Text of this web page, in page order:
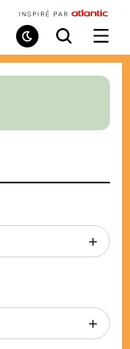
Mode
de
Recherche
/
le